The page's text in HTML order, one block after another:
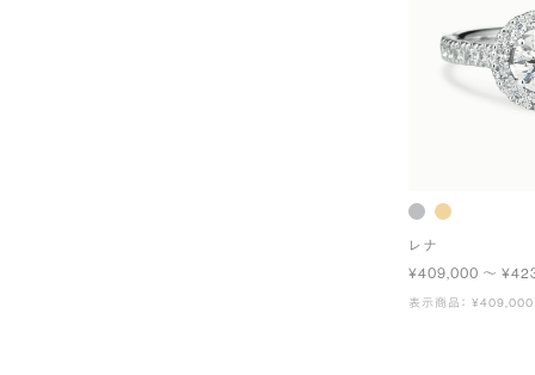
レナ
¥409,000 〜
表示商品： ¥409,000